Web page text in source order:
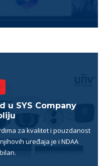
u SYS Company
za kvalitet i pouzdanost
uređaja je i NDAA